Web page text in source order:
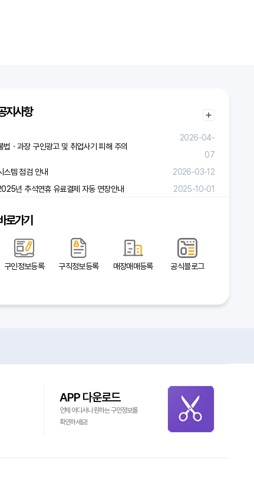
지사항
법ㆍ과장 구인광고 및 취업사기 피해 주의
2026-04-
07
스템 점검 안내
2026-03-12
년 추석연휴 유료결제 자동 연장안내
2025-10-01
로가기
구인정보등록 구직정보등록 매장매매등록 공식블로그
APP 다운로드
언제 어디서나 원하는 구인정보를
확인하세요!